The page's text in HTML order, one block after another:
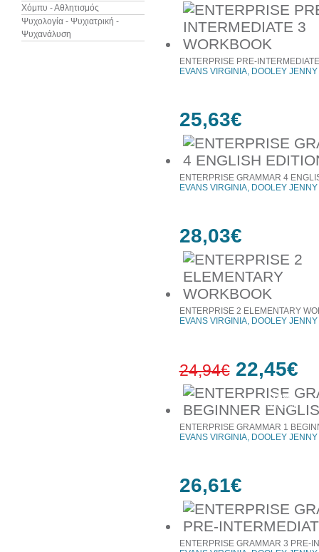
Χόμπυ - Αθλητισμός
Ψυχολογία - Ψυχιατρική -
Ψυχανάλυση
ENTERPRISE PRE-
EVANS VIRGINIA, DOOLEY JENNY
25,63€
ENTERPRISE GRAMMAR 4
EVANS VIRGINIA, DOOLEY JENNY
28,03€
10%
έκπτωση
ENTERPRISE 2 ELEMENTARY
EVANS VIRGINIA, DOOLEY JENNY
24,94€ 22,45€
ENTERPRISE GRAMMAR 1
EVANS VIRGINIA, DOOLEY JENNY
26,61€
ENTERPRISE GRAMMAR 3 PRE-